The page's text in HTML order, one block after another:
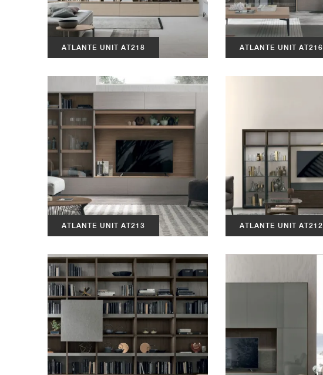
ATLANTE UNIT AT218 ATLANTE UNIT AT216
ATLANTE UNIT AT213 ATLANTE UNIT AT212